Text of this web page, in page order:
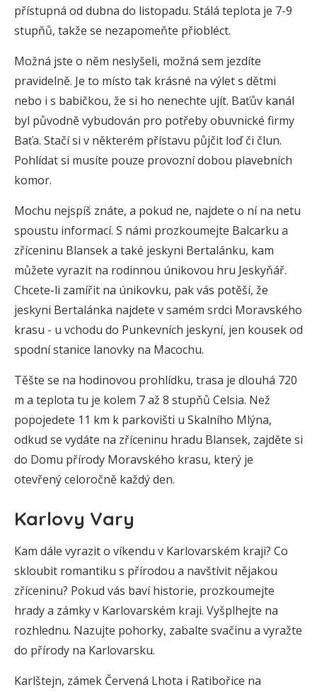
přístupná od dubna do listopadu. Stálá teplota je 7-9
stupňů, takže se nezapomeňte přiobléct.
Možná jste o něm neslyšeli, možná sem jezdíte
pravidelně. Je to místo tak krásné na výlet s dětmi
nebo i s babičkou, že si ho nenechte ujít. Baťův kanál
byl původně vybudován pro potřeby obuvnické firmy
Baťa. Stačí si v některém přístavu půjčit loď či člun.
Pohlídat si musíte pouze provozní dobou plavebních
komor.
Mochu nejspíš znáte, a pokud ne, najdete o ní na netu
spoustu informací. S námi prozkoumejte Balcarku a
zříceninu Blansek a také jeskyni Bertalánku, kam
můžete vyrazit na rodinnou únikovou hru Jeskyňář.
Chcete-li zamířit na únikovku, pak vás potěší, že
jeskyni Bertalánka najdete v samém srdci Moravského
krasu - u vchodu do Punkevních jeskyní, jen kousek od
spodní stanice lanovky na Macochu.
Těšte se na hodinovou prohlídku, trasa je dlouhá 720
m a teplota tu je kolem 7 až 8 stupňů Celsia. Než
popojedete 11 km k parkovišti u Skalního Mlýna,
odkud se vydáte na zříceninu hradu Blansek, zajděte si
do Domu přírody Moravského krasu, který je
otevřený celoročně každý den.
Karlovy Vary
Kam dále vyrazit o víkendu v Karlovarském kraji? Co
skloubit romantiku s přírodou a navštívit nějakou
zříceninu? Pokud vás baví historie, prozkoumejte
hrady a zámky v Karlovarském kraji. Vyšplhejte na
rozhlednu. Nazujte pohorky, zabalte svačinu a vyražte
do přírody na Karlovarsku.
Karlštejn, zámek Červená Lhota i Ratibořice na